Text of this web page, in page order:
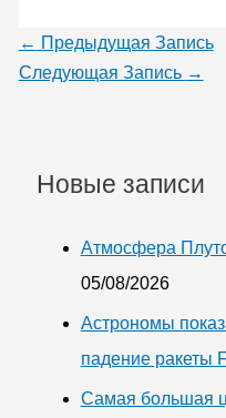
← Предыдущая Запись
Следующая Запись →
Новые записи
Атмосфера
05/08/2026
Астрономы
падение ракеты
Самая большая